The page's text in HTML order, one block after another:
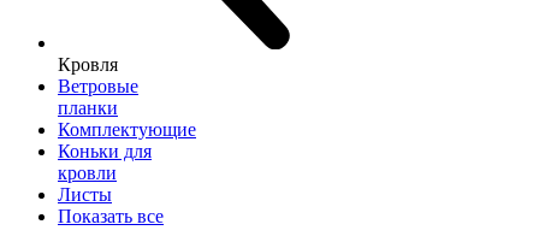
Кровля
Ветровые
планки
Комплектующие
Коньки для
кровли
Листы
Показать все